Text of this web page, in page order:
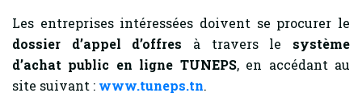
Les entreprises intéressées doivent se procurer le
dossier d’appel d’offres à travers le système
d’achat public en ligne TUNEPS, en accédant au
site suivant : www.tuneps.tn.